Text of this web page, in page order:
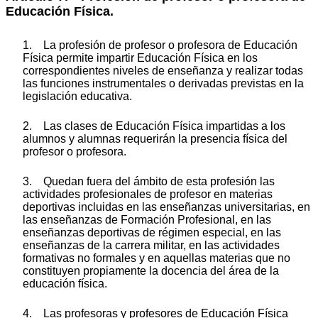
Educación Física.
1. La profesión de profesor o profesora de Educación
Física permite impartir Educación Física en los
correspondientes niveles de enseñanza y realizar todas
las funciones instrumentales o derivadas previstas en la
legislación educativa.
2. Las clases de Educación Física impartidas a los
alumnos y alumnas requerirán la presencia física del
profesor o profesora.
3. Quedan fuera del ámbito de esta profesión las
actividades profesionales de profesor en materias
deportivas incluidas en las enseñanzas universitarias, en
las enseñanzas de Formación Profesional, en las
enseñanzas deportivas de régimen especial, en las
enseñanzas de la carrera militar, en las actividades
formativas no formales y en aquellas materias que no
constituyen propiamente la docencia del área de la
educación física.
4. Las profesoras y profesores de Educación Física